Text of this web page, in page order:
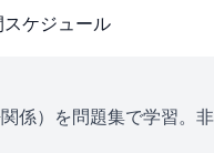
スケジュール
係）を問題集で学習。非